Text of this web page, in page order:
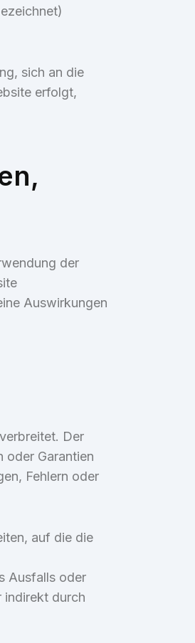
sich an die
erfolgt,
der
Auswirkungen
Der
oder Garantien
Fehlern oder
auf die die
Ausfalls oder
indirekt durch